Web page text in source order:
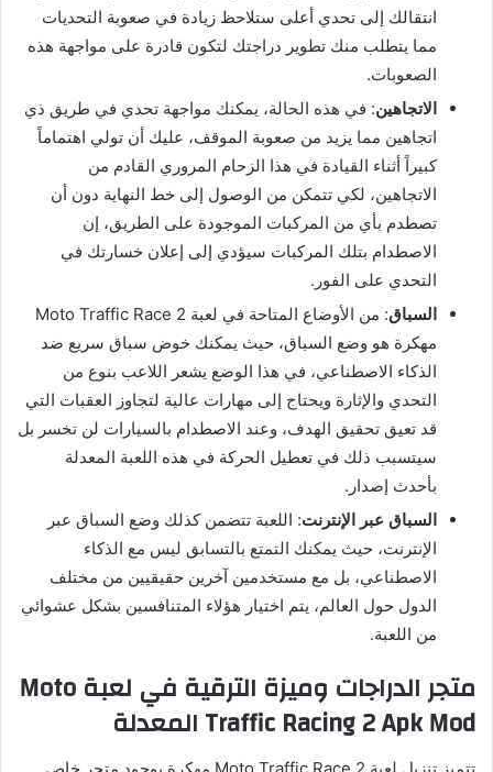
انتقالك إلى تحدي أعلى ستلاحظ زيادة في صعوبة التحديات
مما يتطلب منك تطوير دراجتك لتكون قادرة على مواجهة هذه
الصعوبات.
الاتجاهين: في هذه الحالة، يمكنك مواجهة تحدي في طريق ذي
اتجاهين مما يزيد من صعوبة الموقف، عليك أن تولي اهتماماً
كبيراً أثناء القيادة في هذا الزحام المروري القادم من
الاتجاهين، لكي تتمكن من الوصول إلى خط النهاية دون أن
تصطدم بأي من المركبات الموجودة على الطريق، إن
الاصطدام بتلك المركبات سيؤدي إلى إعلان خسارتك في
التحدي على الفور.
السباق
: من الأوضاع المتاحة في لعبة Moto Traffic Race 2
مهكرة هو وضع السباق، حيث يمكنك خوض سباق سريع ضد
الذكاء الاصطناعي، في هذا الوضع يشعر اللاعب بنوع من
التحدي والإثارة ويحتاج إلى مهارات عالية لتجاوز العقبات التي
قد تعيق تحقيق الهدف، وعند الاصطدام بالسيارات لن تخسر بل
سيتسبب ذلك في تعطيل الحركة في هذه اللعبة المعدلة
بأحدث إصدار.
السباق عبر الإنترنت: اللعبة تتضمن كذلك وضع السباق عبر
الإنترنت، حيث يمكنك التمتع بالتسابق ليس مع الذكاء
الاصطناعي، بل مع مستخدمين آخرين حقيقيين من مختلف
الدول حول العالم، يتم اختيار هؤلاء المتنافسين بشكل عشوائي
من اللعبة.
متجر الدراجات وميزة الترقية في لعبة Moto
Traffic Racing 2 Apk Mod المعدلة
تتميز تنزيل لعبة Moto Traffic Race 2 مهكرة بوجود متجر خاص